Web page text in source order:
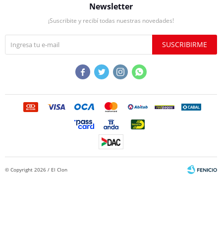
Newsletter
¡Suscribite y recibí todas nuestras novedades!
SUSCRIBIRME
   
© Copyright 2026 / El Clon